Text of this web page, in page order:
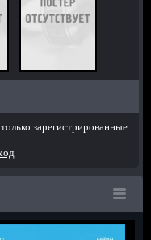
зарегистрированные